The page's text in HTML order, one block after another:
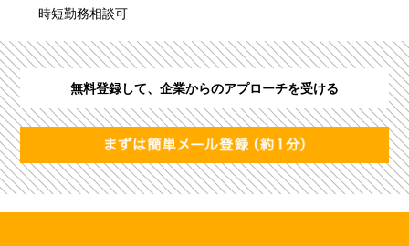
時短勤務相談可
無料登録して、企業からのアプローチを受ける